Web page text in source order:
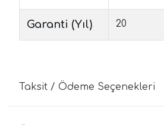
Garanti (Yıl) 20
Taksit / Ödeme Seçenekleri